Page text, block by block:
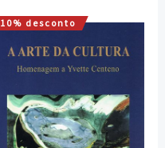
10% desconto
O
preço
original
era:
O
preço
atual
é: